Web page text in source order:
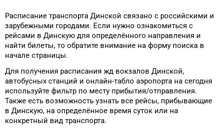
Расписание транспорта Динской связано с российскими и
зарубежными городами. Если нужно ознакомиться с
рейсами в Динскую для определённого направления и
найти билеты, то обратите внимание на форму поиска в
начале страницы.
Для получения расписания жд вокзалов Динской,
автобусных станций и онлайн-табло аэропорта на сегодня
используйте фильтр по месту прибытия/отправления.
Также есть возможность узнать все рейсы, прибывающие
в Динскую, на определённое время суток или на
конкретный вид транспорта.